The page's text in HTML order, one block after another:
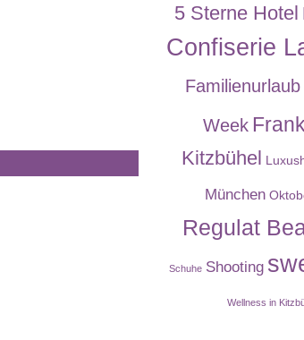
5 Sterne Hotel
Confiserie
Familienurlaub
Week
Kitzbühel
München
Regulat
Schuhe Shooting
Wellness in